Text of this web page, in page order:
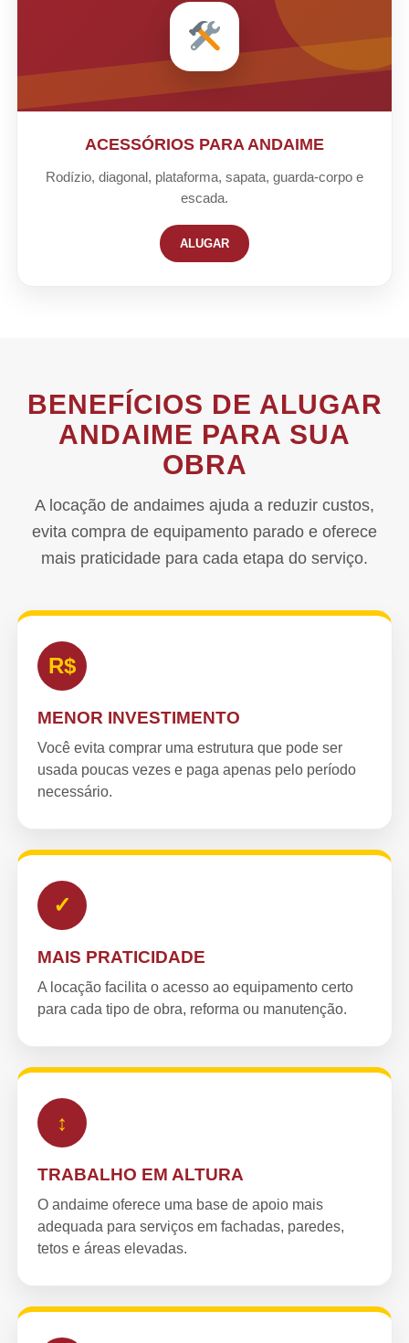
ACESSÓRIOS PARA ANDAIME
Rodízio, diagonal, plataforma, sapata, guarda-corpo e
escada.
ALUGAR
BENEFÍCIOS DE ALUGAR
ANDAIME PARA SUA
OBRA
A locação de andaimes ajuda a reduzir custos,
evita compra de equipamento parado e oferece
mais praticidade para cada etapa do serviço.
R$
MENOR INVESTIMENTO
Você evita comprar uma estrutura que pode ser
usada poucas vezes e paga apenas pelo período
necessário.
✓
MAIS PRATICIDADE
A locação facilita o acesso ao equipamento certo
para cada tipo de obra, reforma ou manutenção.
↕
TRABALHO EM ALTURA
O andaime oferece uma base de apoio mais
adequada para serviços em fachadas, paredes,
tetos e áreas elevadas.